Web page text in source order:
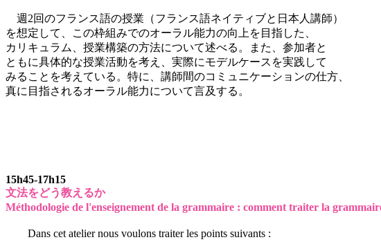
週2回のフランス語の授業（フランス語ネイティブと日本人講師）
を想定して、この枠組みでのオーラル能力の向上を目指した、
カリキュラム、授業構築の方法について述べる。また、参加者と
ともに具体的な授業活動を考え、実際にモデルケースを実践して
みることを考えている。特に、講師間のコミュニケーションの仕方、
真に目指されるオーラル能力について言及する。
15h45-17h15
文法をどう教えるか
Méthodologie de l'enseignement de la grammaire : comment traiter la
Dans cet atelier nous voulons traiter les points suivants :